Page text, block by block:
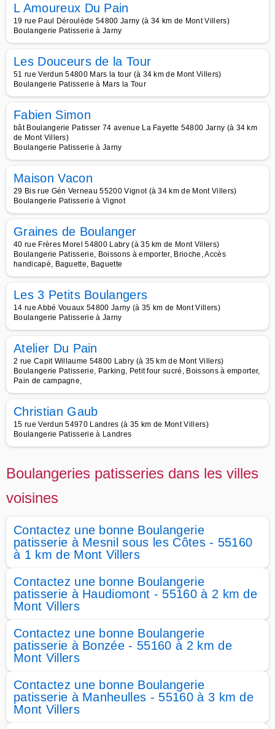
L Amoureux Du Pain
19 rue Paul Déroulède 54800 Jarny (à 34 km de Mont Villers)
Boulangerie Patisserie à Jarny
Les Douceurs de la Tour
51 rue Verdun 54800 Mars la tour (à 34 km de Mont Villers)
Boulangerie Patisserie à Mars la Tour
Fabien Simon
bât Boulangerie Patisser 74 avenue La Fayette 54800 Jarny (à 34 km
de Mont Villers)
Boulangerie Patisserie à Jarny
Maison Vacon
29 Bis rue Gén Verneau 55200 Vignot (à 34 km de Mont Villers)
Boulangerie Patisserie à Vignot
Graines de Boulanger
40 rue Frères Morel 54800 Labry (à 35 km de Mont Villers)
Boulangerie Patisserie, Boissons à emporter, Brioche, Accès
handicapé, Baguette, Baguette
Les 3 Petits Boulangers
14 rue Abbé Vouaux 54800 Jarny (à 35 km de Mont Villers)
Boulangerie Patisserie à Jarny
Atelier Du Pain
2 rue Capit Willaume 54800 Labry (à 35 km de Mont Villers)
Boulangerie Patisserie, Parking, Petit four sucré, Boissons à emporter,
Pain de campagne,
Christian Gaub
15 rue Verdun 54970 Landres (à 35 km de Mont Villers)
Boulangerie Patisserie à Landres
Boulangeries patisseries dans les villes
voisines
Contactez une bonne Boulangerie
patisserie à Mesnil sous les Côtes - 55160
à 1 km de Mont Villers
Contactez une bonne Boulangerie
patisserie à Haudiomont - 55160 à 2 km de
Mont Villers
Contactez une bonne Boulangerie
patisserie à Bonzée - 55160 à 2 km de
Mont Villers
Contactez une bonne Boulangerie
patisserie à Manheulles - 55160 à 3 km de
Mont Villers